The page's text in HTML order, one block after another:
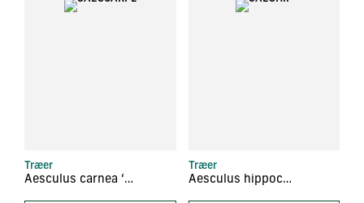
Træer
Aesculus carnea ‘Plantierensis’
Træer
Aesculus hippocastanum